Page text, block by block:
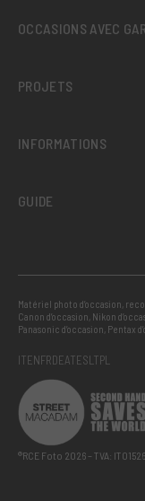
OCCASIONS AVEC
PROJETS
INFORMATIONS
GUIDE
Matériel photo d’occasion,
Canon d’occasion, Nikon
Panasonic d’occasion, Pentax
ITENFRDEATESLTPL
®RCE Foto 2026 – TVA: